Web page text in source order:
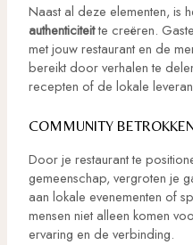
Naast al deze elementen, is
authenticiteitte creëren.
met jouw restaurant en de
bereikt door verhalen te
recepten of de lokale
COMMUNITY
Door je restaurant te
gemeenschap, vergroten je
aan lokale evenementen of
mensen niet alleen komen
ervaring en de verbinding.